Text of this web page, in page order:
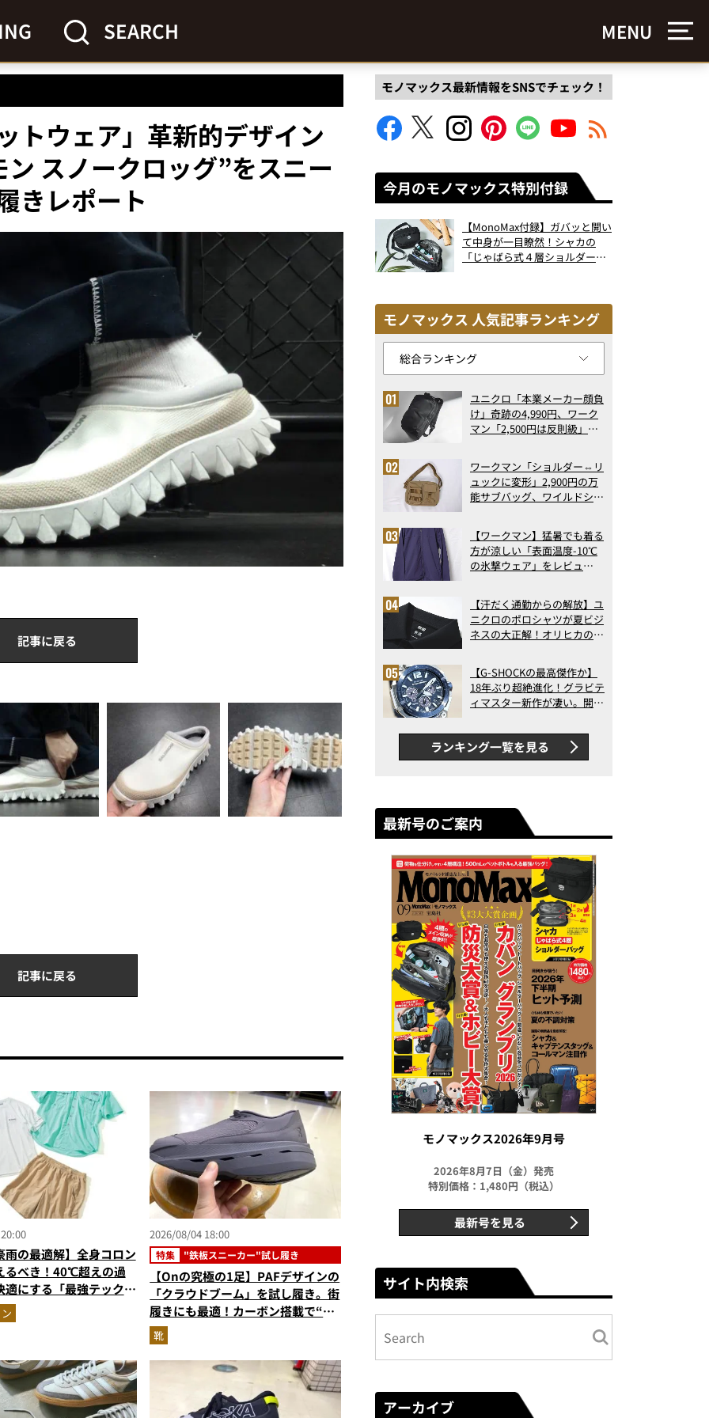
SEARCH MENU
トウェア」革新的デザイン
スノークロッグ”をスニー
きレポート
記事に戻る
記事に戻る
雨の最適解】全身コロン
るべき！40℃超えの過
適にする「最強テックウ
アップ
2026/08/04 18:00
特集 "鉄板スニーカー"試し履き
【Onの究極の1足】PAFデザインの
「クラウドブーム」を試し履き。街
履きにも最適！カーボン搭載で“走
れるハイテク靴”の最高峰
靴
モノマックス最新情報をSNSでチェック！
今月のモノマックス特別付録
【MonoMax付録】ガバッと開い
て中身が一目瞭然！シャカの
「じゃばら式４層ショルダーバ
モノマックス 人気記事ランキング
ユニクロ「本業メーカー顔負
け」奇跡の4,990円、ワーク
マン「2,500円は反則級」凄
ト3】（2026年6月版）
ワークマン「ショルダー⇔リ
ュックに変形」2,900円の万
能サブバッグ、ワイルドシン
記事ランキングベスト3】
（2026年6月版）
【ワークマン】猛暑でも着る
方が涼しい「表面温度-10℃
の氷撃ウェア」をレビュ
【汗だく通勤からの解放】ユ
ニクロのポロシャツが夏ビジ
ネスの大正解！オリヒカの透
アの実力
【G-SHOCKの最高傑作か】
18年ぶり超絶進化！グラビテ
ィマスター新作が凄い。開発
新ムーブメントの衝撃
ランキング一覧を見る
最新号のご案内
モノマックス2026年9月号
2026年8月7日（金）発売
特別価格：1,480円（税込）
最新号を見る
サイト内検索
アーカイブ